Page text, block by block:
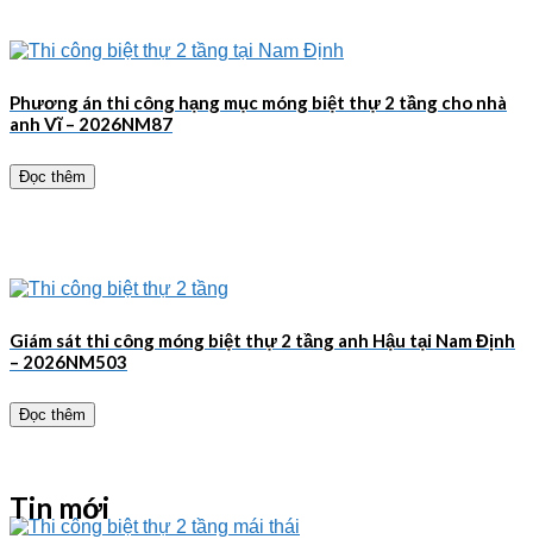
Phương án thi công hạng mục móng biệt thự 2 tầng cho nhà
anh Vĩ – 2026NM87
Đọc thêm
Giám sát thi công móng biệt thự 2 tầng anh Hậu tại Nam Định
– 2026NM503
Đọc thêm
Tin mới